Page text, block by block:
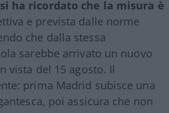
ha ricordato che la misura è
e prevista dalle norme
che dalla stessa
sarebbe arrivato un nuovo
vista del 15 agosto. Il
prima Madrid subisce una
poi assicura che non